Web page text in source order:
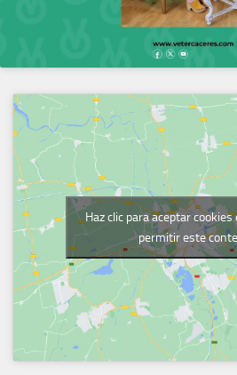
Haz clic para aceptar
permitir este